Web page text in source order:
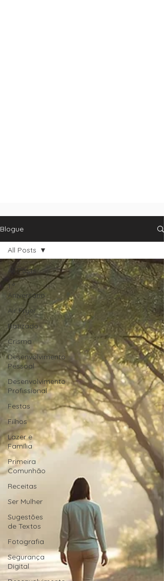
Blogue
All Posts
1.º
Aniversário
Air Fryer
Batizado
Crisma
Desenvolvimento
Pessoal
Desenvolvimento
Profissional
Festas
Filhos
Lazer e
Família
Primeira
Comunhão
Receitas
Ser Mulher
Sugestões
de Textos
Fotografia
Segurança
Digital
All Posts